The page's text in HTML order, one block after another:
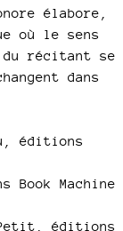
élabore,
où le sens
récitant se
dans
éditions
Book Machine
Petit, éditions